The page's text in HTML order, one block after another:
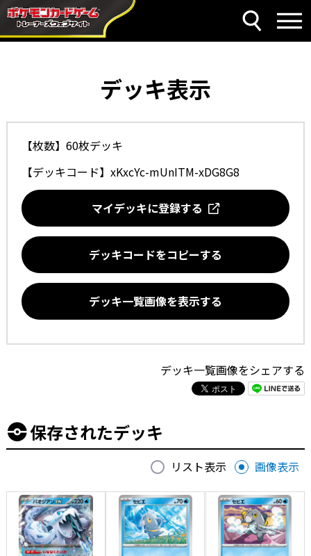
デッキ表示
【枚数】60枚デッキ
【デッキコード】 xKxcYc-mUnITM-xDG8G8
マイデッキに登録する
デッキコードをコピーする
デッキ一覧画像を表示する
デッキ一覧画像をシェアする
保存されたデッキ
リスト表示 画像表示